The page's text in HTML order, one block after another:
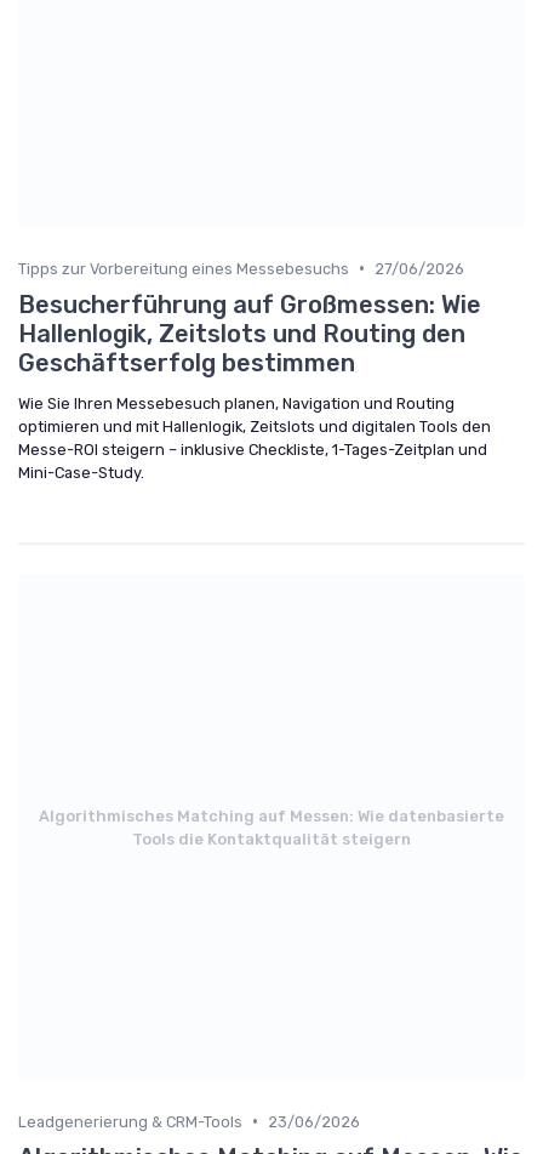
Tipps zur Vorbereitung eines Messebesuchs • 27/06/2026
Besucherführung auf Großmessen: Wie
Hallenlogik, Zeitslots und Routing den
Geschäftserfolg bestimmen
Wie Sie Ihren Messebesuch planen, Navigation und Routing
optimieren und mit Hallenlogik, Zeitslots und digitalen Tools den
Messe-ROI steigern – inklusive Checkliste, 1-Tages-Zeitplan und
Mini-Case-Study.
Algorithmisches Matching auf Messen: Wie datenbasierte
Tools die Kontaktqualität steigern
Leadgenerierung & CRM-Tools • 23/06/2026